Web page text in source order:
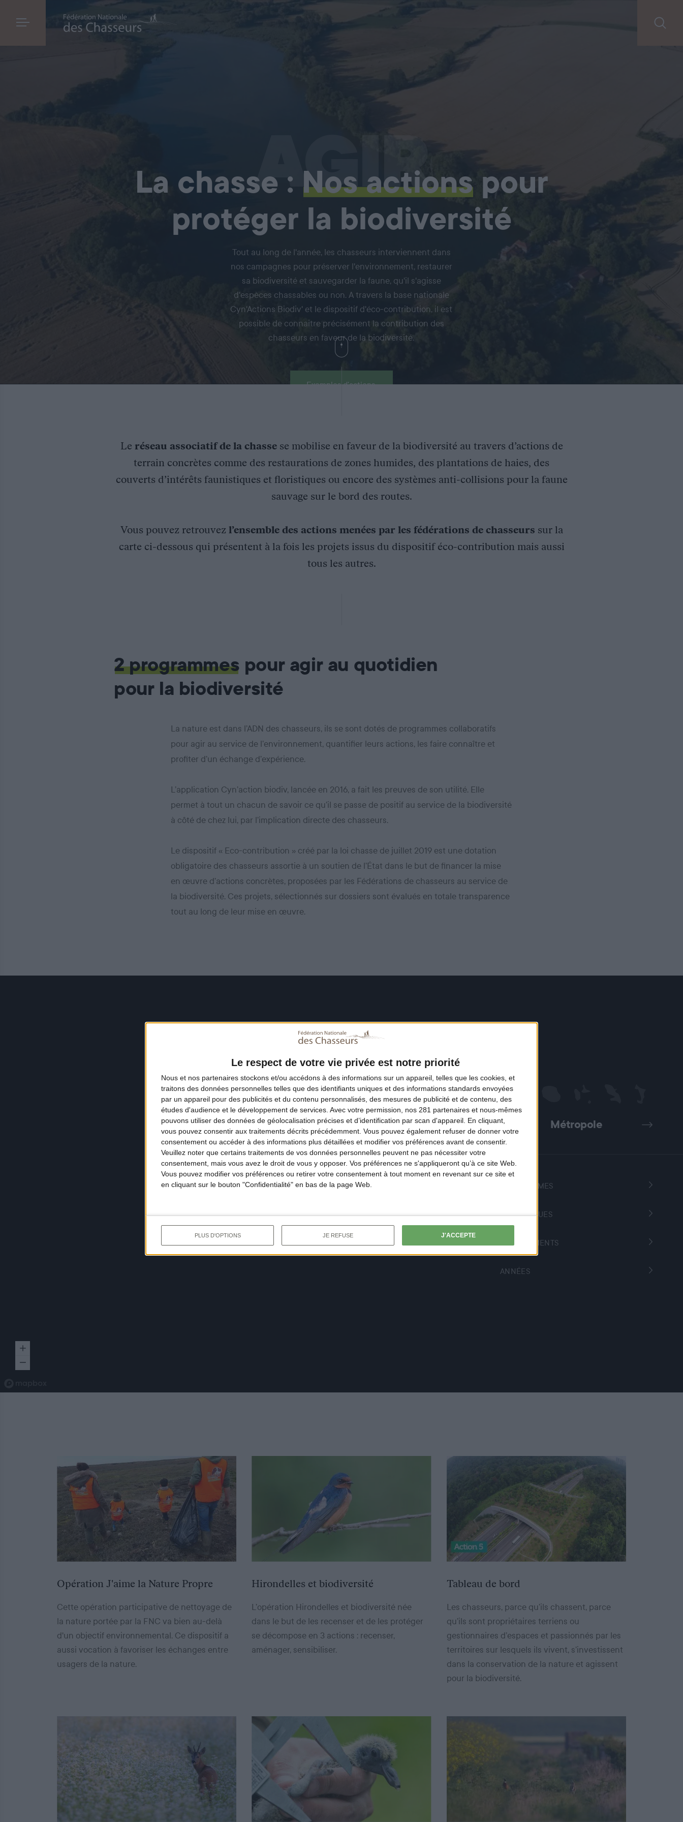
Le respect de votre vie privée est notre priorité
Nous et nos partenaires stockons et/ou accédons à des informations sur un appareil, telles que les cookies, et
traitons des données personnelles telles que des identifiants uniques et des informations standards envoyées
par un appareil pour des publicités et du contenu personnalisés, des mesures de publicité et de contenu, des
études d'audience et le développement de services. Avec votre permission, nos 281 partenaires et nous-mêmes
pouvons utiliser des données de géolocalisation précises et d’identification par scan d'appareil. En cliquant,
vous pouvez consentir aux traitements décrits précédemment. Vous pouvez également refuser de donner votre
consentement ou accéder à des informations plus détaillées et modifier vos préférences avant de consentir.
Veuillez noter que certains traitements de vos données personnelles peuvent ne pas nécessiter votre
consentement, mais vous avez le droit de vous y opposer. Vos préférences ne s'appliqueront qu’à ce site Web.
Vous pouvez modifier vos préférences ou retirer votre consentement à tout moment en revenant sur ce site et
en cliquant sur le bouton "Confidentialité" en bas de la page Web.
PLUS D'OPTIONS JE REFUSE J'ACCEPTE
AGIR
La chasse : Nos actionspour
protéger la biodiversité
Tout au long de l'année, les chasseurs interviennent dans
nos campagnes pour préserver l'environnement, restaurer
sa biodiversité et sauvegarder la faune, qu'il s'agisse
d'espèces chassables ou non. A travers la base nationale
Cyn'Actions Biodiv' et le dispositif d'éco-contribution, il est
possible de connaitre précisément la contribution des
chasseurs en faveur de la biodiversité.
Exemples d'actions
Le réseau associatif de la chassese mobilise en faveur de la biodiversité au travers d’actions de
terrain concrètes comme des restaurations de zones humides, des plantations de haies, des
couverts d’intérêts faunistiques et floristiques ou encore des systèmes anti-collisions pour la faune
sauvage sur le bord des routes.
Vous pouvez retrouvez l’ensemble des actions menées par les fédérations de chasseurs sur la
carte ci-dessous qui présentent à la fois les projets issus du dispositif éco-contribution mais aussi
tous les autres.
2 programmes pour agir au quotidien
pour la biodiversité
La nature est dans l’ADN des chasseurs, ils se sont dotés de programmes collaboratifs
pour agir au service de l’environnement, quantifier leurs actions, les faire connaître et
profiter d’un échange d’expérience.
L’application Cyn’action biodiv, lancée en 2016, a fait les preuves de son utilité. Elle
permet à tout un chacun de savoir ce qu’il se passe de positif au service de la biodiversité
à côté de chez lui, par l’implication directe des chasseurs.
Le dispositif « Eco-contribution » créé par la loi chasse de juillet 2019 est une dotation
obligatoire des chasseurs assortie à un soutien de l’État dans le but de financer la mise
en œuvre d’actions concrètes, proposées par les Fédérations de chasseurs au service de
la biodiversité. Ces projets, sélectionnés sur dossiers sont évalués en totale transparence
tout au long de leur mise en œuvre.
Précédent Métropole Suivant
PROGRAMMES
THÉMATIQUES
DÉPARTEMENTS
ANNÉES
Opération J'aime la Nature Propre
Cette opération participative de nettoyage de
la nature portée par la FNC va bien au-delà
d'un objectif environnemental. Ce dispositif a
aussi vocation à favoriser les échanges entre
usagers de la nature.
Hirondelles et biodiversité
L’opération Hirondelles et biodiversité née
dans le but de les recenser et de les protéger
se décompose en 3 actions : recenser,
aménager, sensibiliser.
Tableau de bord
Les chasseurs, parce qu’ils chassent, parce
qu’ils sont propriétaires terriens ou
gestionnaires d’espaces et passionnés par les
territoires sur lesquels ils vivent, s’investissent
dans la conservation de la nature et agissent
pour la biodiversité.